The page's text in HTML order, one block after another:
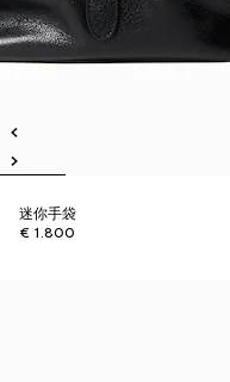
迷你手袋
€ 1.800